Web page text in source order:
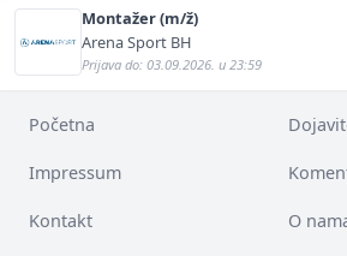
Montažer (m/ž)
Arena Sport BH
Prijava do: 03.09.2026. u 23:59
Početna
Impressum
Kontakt O